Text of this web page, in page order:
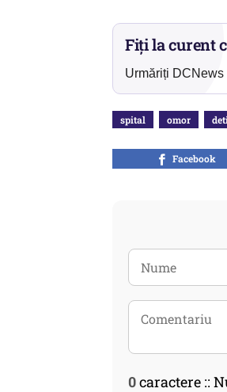
Fiți la curent
Urmăriți DCNews
spital omor
Facebook
0caractere ::